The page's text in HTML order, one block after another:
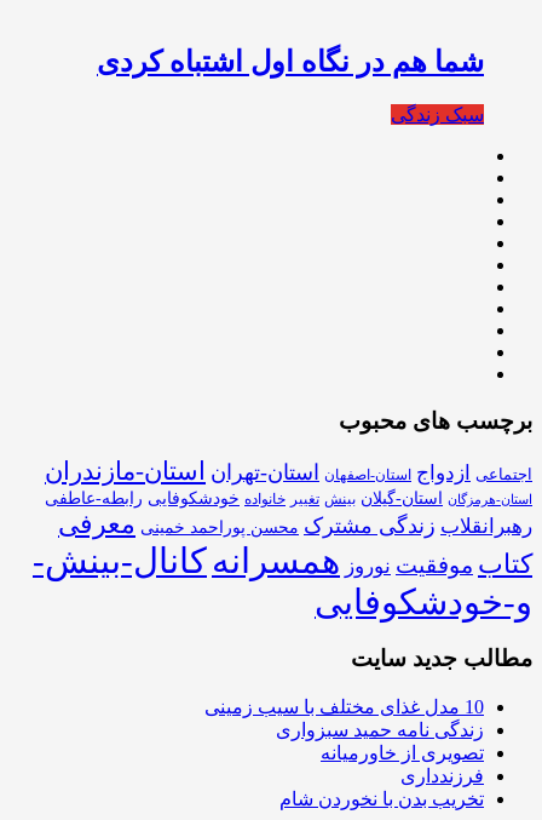
شما هم در نگاه اول اشتباه کردی
سبک زندگی
برچسب های محبوب
اجتماعی ازدواج استان-اصفهان استان-تهران استان-مازندران
استان-هرمزگان استان-گیلان بینش تغییر خانواده خودشکوفایی رابطه-عاطفی
رهبرانقلاب زندگی مشترک محسن پوراحمد خمینی معرفی
کتاب موفقیت نوروز همسرانهکانال-بینش-
و-خودشکوفایی
مطالب جدید سایت
10 مدل غذای مختلف با سیب زمینی
زندگی نامه حمید سبزواری
تصویری از خاورمیانه
فرزندداری
تخریب بدن با نخوردن شام